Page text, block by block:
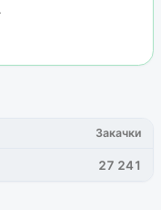
Закачки
27 241